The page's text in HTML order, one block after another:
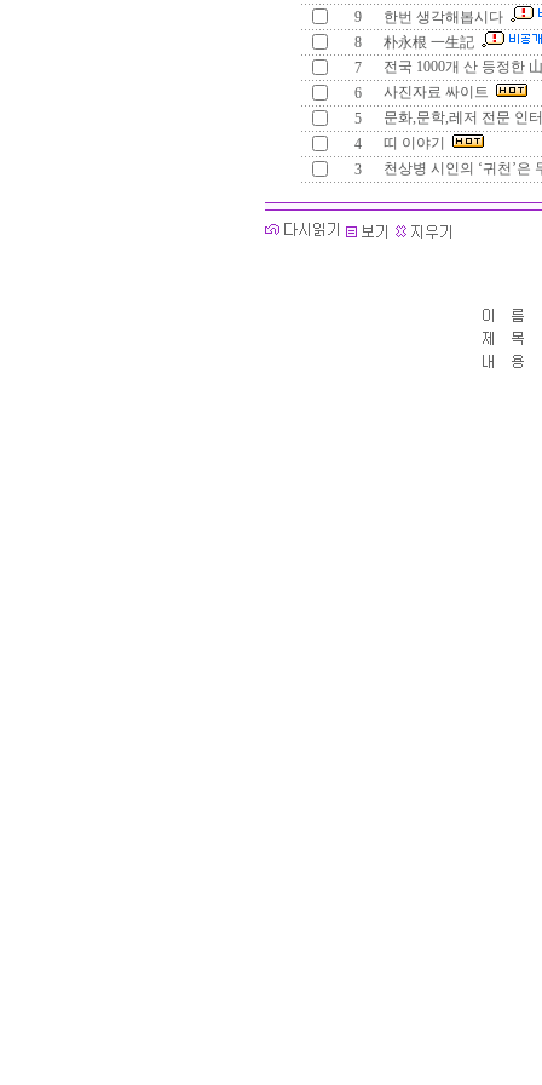
9
한번 생각해봅시다
8
朴永根 一生記
7
전국 1000개 산 등정한
6
사진자료 싸이트
5
문화,문학,레저 전문 인
4
띠 이야기
3
천상병 시인의 ‘귀천’